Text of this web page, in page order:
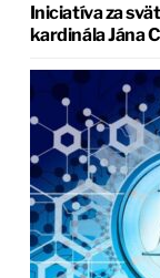
Iniciatíva za
kardinála Jána